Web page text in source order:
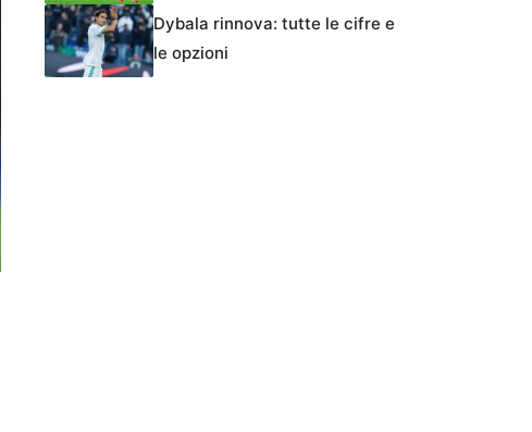
Dybala rinnova: tutte le cifre e
le opzioni